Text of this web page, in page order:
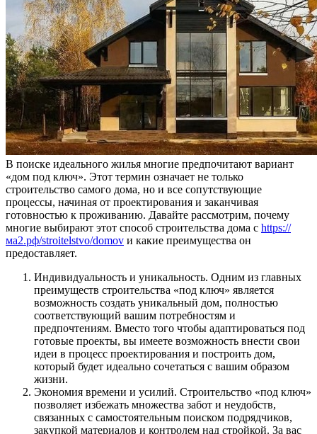
В поиске идеального жилья многие предпочитают вариант
«дом под ключ». Этот термин означает не только
строительство самого дома, но и все сопутствующие
процессы, начиная от проектирования и заканчивая
готовностью к проживанию. Давайте рассмотрим, почему
многие выбирают этот способ строительства дома с https://
ма2.рф/stroitelstvo/domov и какие преимущества он
предоставляет.
Индивидуальность и уникальность. Одним из главных
преимуществ строительства «под ключ» является
возможность создать уникальный дом, полностью
соответствующий вашим потребностям и
предпочтениям. Вместо того чтобы адаптироваться под
готовые проекты, вы имеете возможность внести свои
идеи в процесс проектирования и построить дом,
который будет идеально сочетаться с вашим образом
жизни.
Экономия времени и усилий. Строительство «под ключ»
позволяет избежать множества забот и неудобств,
связанных с самостоятельным поиском подрядчиков,
закупкой материалов и контролем над стройкой. За вас